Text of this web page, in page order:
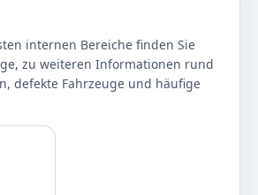
internen Bereiche finden Sie
zu weiteren Informationen rund
defekte Fahrzeuge und häufige